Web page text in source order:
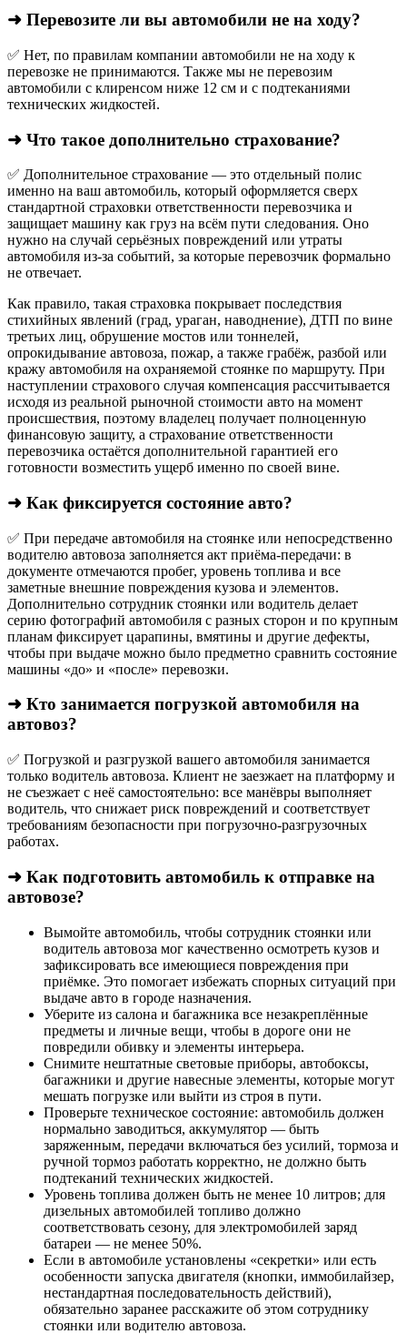
➜ Перевозите ли вы автомобили не на ходу?
✅ Нет, по правилам компании автомобили не на ходу к
перевозке не принимаются. Также мы не перевозим
автомобили с клиренсом ниже 12 см и с подтеканиями
технических жидкостей.
➜ Что такое дополнительно страхование?
✅ Дополнительное страхование — это отдельный полис
именно на ваш автомобиль, который оформляется сверх
стандартной страховки ответственности перевозчика и
защищает машину как груз на всём пути следования. Оно
нужно на случай серьёзных повреждений или утраты
автомобиля из‑за событий, за которые перевозчик формально
не отвечает.​
Как правило, такая страховка покрывает последствия
стихийных явлений (град, ураган, наводнение), ДТП по вине
третьих лиц, обрушение мостов или тоннелей,
опрокидывание автовоза, пожар, а также грабёж, разбой или
кражу автомобиля на охраняемой стоянке по маршруту. При
наступлении страхового случая компенсация рассчитывается
исходя из реальной рыночной стоимости авто на момент
происшествия, поэтому владелец получает полноценную
финансовую защиту, а страхование ответственности
перевозчика остаётся дополнительной гарантией его
готовности возместить ущерб именно по своей вине.
➜ Как фиксируется состояние авто?
✅ При передаче автомобиля на стоянке или непосредственно
водителю автовоза заполняется акт приёма-передачи: в
документе отмечаются пробег, уровень топлива и все
заметные внешние повреждения кузова и элементов.
Дополнительно сотрудник стоянки или водитель делает
серию фотографий автомобиля с разных сторон и по крупным
планам фиксирует царапины, вмятины и другие дефекты,
чтобы при выдаче можно было предметно сравнить состояние
машины «до» и «после» перевозки.
➜ Кто занимается погрузкой автомобиля на
автовоз?
✅ Погрузкой и разгрузкой вашего автомобиля занимается
только водитель автовоза. Клиент не заезжает на платформу и
не съезжает с неё самостоятельно: все манёвры выполняет
водитель, что снижает риск повреждений и соответствует
требованиям безопасности при погрузочно-разгрузочных
работах.
➜ Как подготовить автомобиль к отправке на
автовозе?
Вымойте автомобиль, чтобы сотрудник стоянки или
водитель автовоза мог качественно осмотреть кузов и
зафиксировать все имеющиеся повреждения при
приёмке. Это помогает избежать спорных ситуаций при
выдаче авто в городе назначения.
Уберите из салона и багажника все незакреплённые
предметы и личные вещи, чтобы в дороге они не
повредили обивку и элементы интерьера.
Снимите нештатные световые приборы, автобоксы,
багажники и другие навесные элементы, которые могут
мешать погрузке или выйти из строя в пути.
Проверьте техническое состояние: автомобиль должен
нормально заводиться, аккумулятор — быть
заряженным, передачи включаться без усилий, тормоза и
ручной тормоз работать корректно, не должно быть
подтеканий технических жидкостей.
Уровень топлива должен быть не менее 10 литров; для
дизельных автомобилей топливо должно
соответствовать сезону, для электромобилей заряд
батареи — не менее 50%.
Если в автомобиле установлены «секретки» или есть
особенности запуска двигателя (кнопки, иммобилайзер,
нестандартная последовательность действий),
обязательно заранее расскажите об этом сотруднику
стоянки или водителю автовоза.